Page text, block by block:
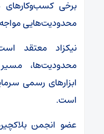
برخی کسب‌وکارهای
محدودیت‌هایی
نیکزاد معتقد
محدودیت‌ها،
ابزارهای رسمی
است.
عضو انجمن